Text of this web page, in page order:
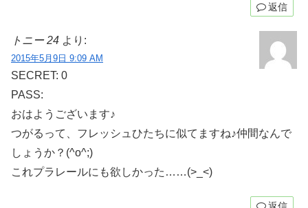
返信
トニー 24 より:
2015年5月9日 9:09 AM
SECRET: 0
PASS:
おはようございます♪
つがるって、フレッシュひたちに似てますね♪仲間なんで
しょうか？(^o^;)
これプラレールにも欲しかった……(>_<)